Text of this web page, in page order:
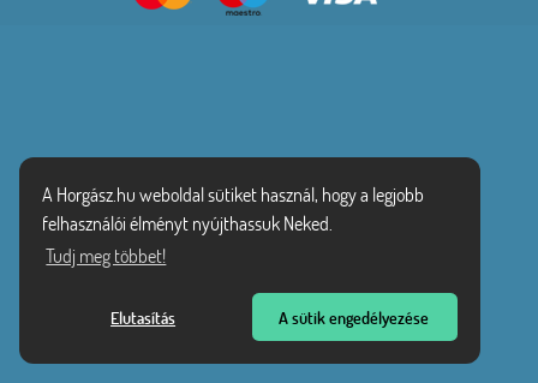
A Horgász.hu weboldal sütiket használ, hogy a legjobb
felhasználói élményt nyújthassuk Neked.
Tudj meg többet!
Elutasítás A sütik engedélyezése